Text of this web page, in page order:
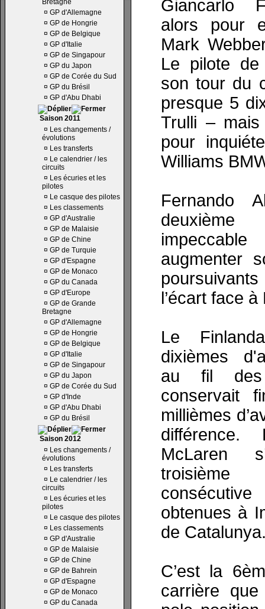
Bretagne
¤ GP d'Allemagne
¤ GP de Hongrie
¤ GP de Belgique
¤ GP d'Italie
¤ GP de Singapour
¤ GP du Japon
¤ GP de Corée du Sud
¤ GP du Brésil
¤ GP d'Abu Dhabi
Saison 2011
¤ Les changements /
évolutions
¤ Les transferts
¤ Le calendrier / les
circuits
¤ Les écuries et les
pilotes
¤ Le casque des pilotes
¤ Les classements
¤ GP d'Australie
¤ GP de Malaisie
¤ GP de Chine
¤ GP de Turquie
¤ GP d'Espagne
¤ GP de Monaco
¤ GP du Canada
¤ GP d'Europe
¤ GP de Grande
Bretagne
¤ GP d'Allemagne
¤ GP de Hongrie
¤ GP de Belgique
¤ GP d'Italie
¤ GP de Singapour
¤ GP du Japon
¤ GP de Corée du Sud
¤ GP d'Inde
¤ GP d'Abu Dhabi
¤ GP du Brésil
Saison 2012
¤ Les changements /
évolutions
¤ Les transferts
¤ Le calendrier / les
circuits
¤ Les écuries et les
pilotes
¤ Le casque des pilotes
¤ Les classements
¤ GP d'Australie
¤ GP de Malaisie
¤ GP de Chine
¤ GP de Bahrein
¤ GP d'Espagne
¤ GP de Monaco
¤ GP du Canada
Giancarlo
alors pour
Mark
Le pilote de
son tour du
presque 5
Trulli –
pour
Williams
Fernando
augmenter
l’écart face
Le
dixièmes
au fil des
conservait
millièmes
McLaren
obtenues à
de
C’est la
carrière que